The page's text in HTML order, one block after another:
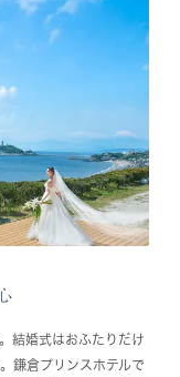
結婚式はおふたりだけ
鎌倉プリンスホテルで